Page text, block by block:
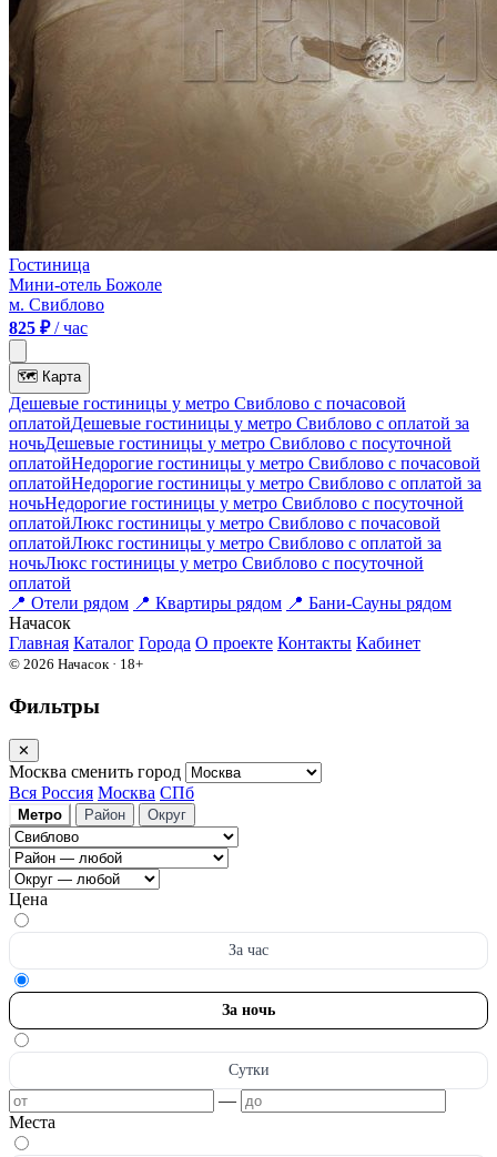
Гостиница
Мини-отель Божоле
м. Свиблово
825 ₽/ час
🗺 Карта
Дешевые гостиницы у метро Свиблово c почасовой
оплатойДешевые гостиницы у метро Свиблово с оплатой за
ночьДешевые гостиницы у метро Свиблово c посуточной
оплатойНедорогие гостиницы у метро Свиблово c почасовой
оплатойНедорогие гостиницы у метро Свиблово с оплатой за
ночьНедорогие гостиницы у метро Свиблово c посуточной
оплатойЛюкс гостиницы у метро Свиблово c почасовой
оплатойЛюкс гостиницы у метро Свиблово с оплатой за
ночьЛюкс гостиницы у метро Свиблово c посуточной
оплатой
📍 Отели рядом 📍 Квартиры рядом 📍 Бани-Сауны рядом
Начасок
Главная Каталог Города О проекте Контакты Кабинет
© 2026 Начасок · 18+
Фильтры
✕
Москва сменить город
Вся Россия Москва СПб
Метро Район Округ
Цена
За час
За ночь
Сутки
—
Места